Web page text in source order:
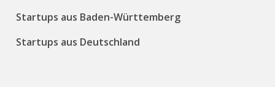
Startups aus Baden-Württemberg
Startups aus Deutschland